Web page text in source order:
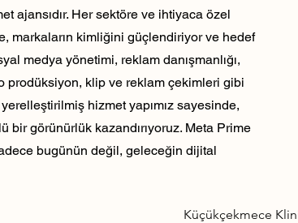
ajansıdır. Her sektöre ve ihtiyaca özel
markaların kimliğini güçlendiriyor ve hedef
medya yönetimi, reklam danışmanlığı,
prodüksiyon, klip ve reklam çekimleri gibi
hizmet yapımız sayesinde,
bir görünürlük kazandırıyoruz. Meta Prime
bugünün değil, geleceğin dijital
Küçükçekmece